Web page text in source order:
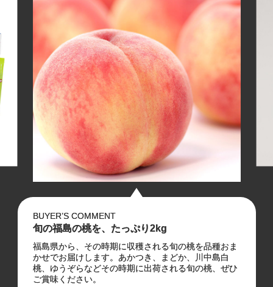
BUYER’S COMMENT
旬の福島の桃を、たっぷり2kg
福島県から、その時期に収穫される旬の桃を品種おま
かせでお届けします。あかつき、まどか、川中島白
桃、ゆうぞらなどその時期に出荷される旬の桃、ぜひ
ご賞味ください。